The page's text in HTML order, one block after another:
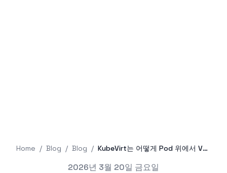
Home / Blog / Blog / KubeVirt는 어떻게 Pod 위에서 VM을 실행하는가
2026년 3월 20일 금요일